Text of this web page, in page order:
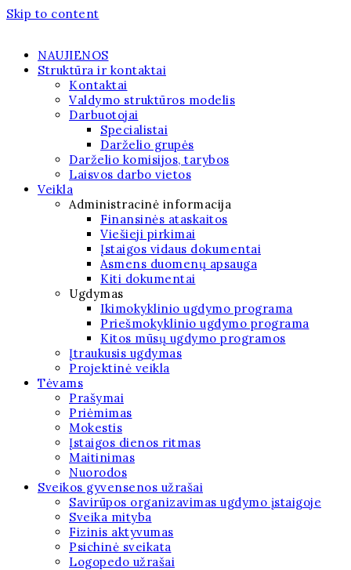
Skip to content
NAUJIENOS
Struktūra ir kontaktai
Kontaktai
Valdymo struktūros modelis
Darbuotojai
Specialistai
Darželio grupės
Darželio komisijos, tarybos
Laisvos darbo vietos
Veikla
Administracinė informacija
Finansinės ataskaitos
Viešieji pirkimai
Įstaigos vidaus dokumentai
Asmens duomenų apsauga
Kiti dokumentai
Ugdymas
Ikimokyklinio ugdymo programa
Priešmokyklinio ugdymo programa
Kitos mūsų ugdymo programos
Įtraukusis ugdymas
Projektinė veikla
Tėvams
Prašymai
Priėmimas
Mokestis
Įstaigos dienos ritmas
Maitinimas
Nuorodos
Sveikos gyvensenos užrašai
Savirūpos organizavimas ugdymo įstaigoje
Sveika mityba
Fizinis aktyvumas
Psichinė sveikata
Logopedo užrašai